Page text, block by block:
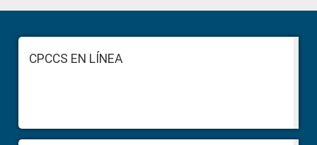
Sidebar
FooterCPCCS EN LÍNEA